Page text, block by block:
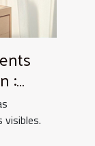
:
visibles.